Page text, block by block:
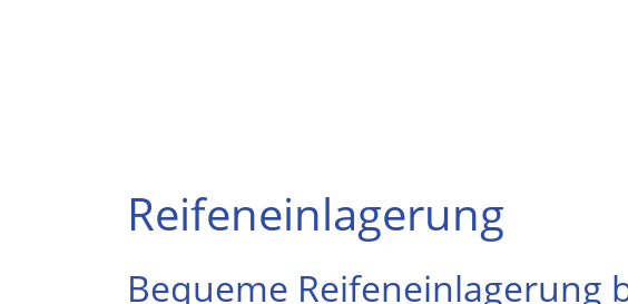
Reifeneinlagerung
Bequeme Reifeneinlagerung